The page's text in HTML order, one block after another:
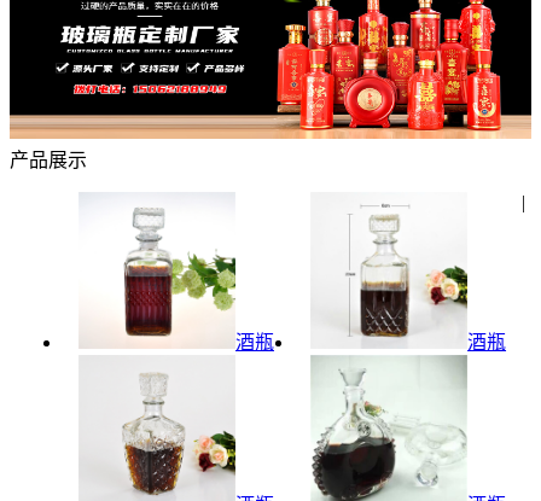
产品展示
酒瓶 酒瓶
|